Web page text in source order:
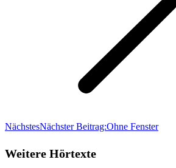
NächstesNächster Beitrag:Ohne Fenster
Weitere Hörtexte